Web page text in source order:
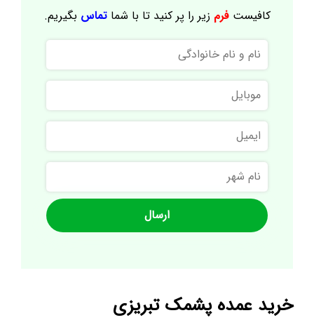
کافیستفرم زیر را پر کنید تا با شماتماس بگیریم.
نام
و
نام
خانوادگی
موبایل
ایمیل
نام
شهر
خرید عمده پشمک تبریزی